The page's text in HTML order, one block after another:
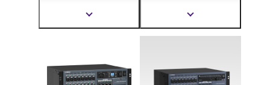
flexíveis de expansão
de E/S para o sistema
de cada aplicação ou
Mostrar
flexíveis de expansão
de E/S para o sistema
de cada aplicação ou
Mostrar